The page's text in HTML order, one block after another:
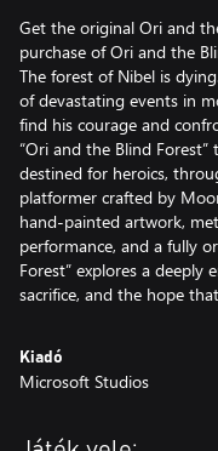
Get the original Ori and
purchase of Ori and the
The forest of Nibel is
of devastating events in
find his courage and
“Ori and the Blind
destined for heroics,
platformer crafted by
hand-painted artwork,
performance, and a fully
Forest” explores a
sacrifice, and the hope
Kiadó
Microsoft Studios